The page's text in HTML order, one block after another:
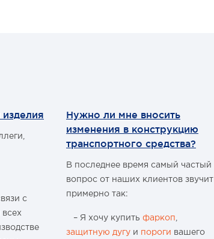
с
Нужно ли мне вносить
изменения в конструкцию
транспортного средства?
В последнее время самый частый
вопрос от наших клиентов звучит
примерно так:
– Я хочу купить фаркоп
защитную дугу и пороги вашего